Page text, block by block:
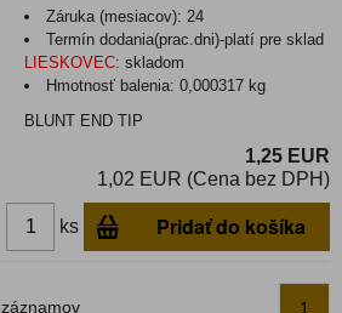
Záruka (mesiacov): 24
Termín dodania(prac.dni)-platí pre sklad
LIESKOVEC: skladom
Hmotnosť balenia:0,000317 kg
BLUNT END TIP
1,25 EUR
1,02 EUR (Cena bez DPH)
ks Pridať do košíka
záznamov 1